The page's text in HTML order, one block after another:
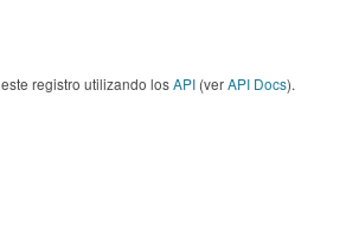
registro utilizando losAPI (verAPI Docs).